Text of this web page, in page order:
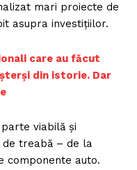
mari proiecte de
asupra investițiilor.
care au făcut
din istorie. Dar
viabilă și
de treabă – de la
componente auto.